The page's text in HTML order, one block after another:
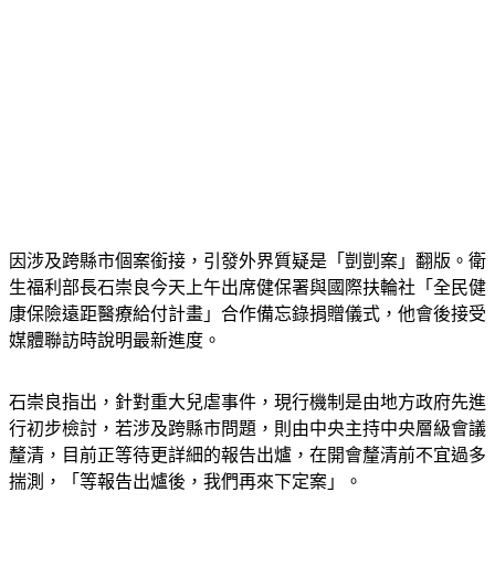
因涉及跨縣市個案銜接，引發外界質疑是「剴剴案」翻版。衛
生福利部長石崇良今天上午出席健保署與國際扶輪社「全民健
康保險遠距醫療給付計畫」合作備忘錄捐贈儀式，他會後接受
媒體聯訪時說明最新進度。
石崇良指出，針對重大兒虐事件，現行機制是由地方政府先進
行初步檢討，若涉及跨縣市問題，則由中央主持中央層級會議
釐清，目前正等待更詳細的報告出爐，在開會釐清前不宜過多
揣測，「等報告出爐後，我們再來下定案」。